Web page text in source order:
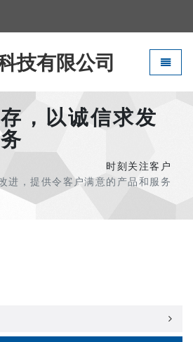
技有限公司
，以诚信求发
时刻关注客户
进，提供令客户满意的产品和服务